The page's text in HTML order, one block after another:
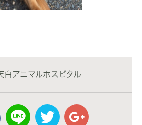
白アニマルホスピタル